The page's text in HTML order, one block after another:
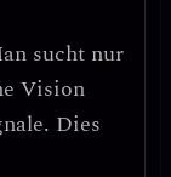
sucht nur
Vision
Dies